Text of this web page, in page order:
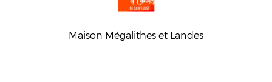
Maison Mégalithes et Landes